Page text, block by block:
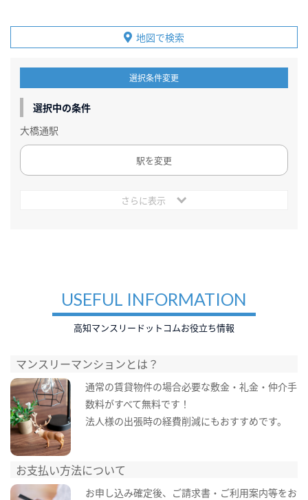
地図で検索
選択条件変更
選択中の条件
大橋通駅
駅を変更
さらに表示
USEFUL INFORMATION
高知マンスリードットコムお役立ち情報
マンスリーマンションとは？
通常の賃貸物件の場合必要な敷金・礼金・仲介手
数料がすべて無料です！
法人様の出張時の経費削減にもおすすめです。
お支払い方法について
お申し込み確定後、ご請求書・ご利用案内等をお